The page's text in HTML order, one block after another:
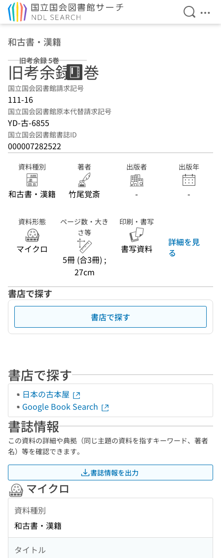
検索を
メ
和古書・漢籍
旧考余録 5巻
旧考余録 5巻
国立国会図書館請求記号
111-16
国立国会図書館原本代替請求記号
YD-古-6855
国立国会図書館書誌ID
000007282522
資料種別
和古書・漢籍
著者
竹尾覚斎
出版者
-
出版年
-
資料形態
マイクロ
ページ数・大き
さ等
5冊 (合3冊) ;
27cm
印刷・書写
書写資料
詳細を見
る
書店で探す
書店で探す
書店で探す
日本の古本屋
Google Book Search
書誌情報
この資料の詳細や典拠（同じ主題の資料を指すキーワード、著者
名）等を確認できます。
書誌情報を出力
マイクロ
資料種別
和古書・漢籍
タイトル